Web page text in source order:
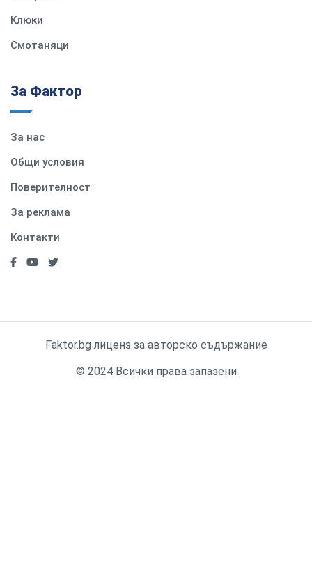
Клюки
Смотаняци
За Фактор
За нас
Общи условия
Поверителност
За реклама
Контакти
Faktor.bg лиценз за авторско съдържание
© 2024 Всички права запазени